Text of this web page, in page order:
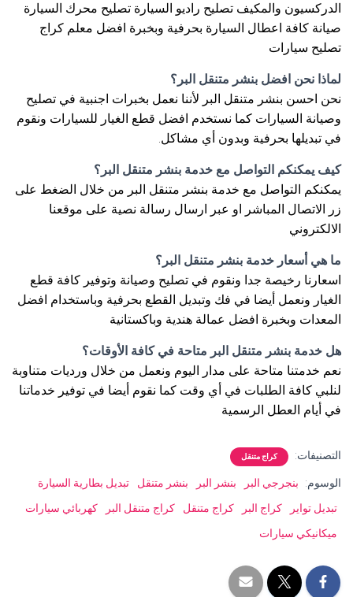
الدركسيون والمكيف تصليح راديو السيارة تصليح محرك السيارة
صيانة كافة اعطال السيارة بحرفية وبخبرة افضل معلم كراج
تصليح سيارات
لماذا نحن افضل بنشر متنقل البر؟
نحن احسن بنشر متنقل البر لأننا نعمل بخبرات اجنبية في تصليح
وصيانة السيارات كما نستخدم افضل قطع الغيار للسيارات ونقوم
في تبديلها بحرفية وبدون أي مشاكل.
كيف يمكنكم التواصل مع خدمة بنشر متنقل البر؟
يمكنكم التواصل مع خدمة بنشر متنقل البر من خلال الضغط على
زر الاتصال المباشر او عبر ارسال رسالة نصية على موقعنا
الالكتروني
ما هي أسعار خدمة بنشر متنقل البر؟
اسعارنا رخيصة جدا ونقوم في تصليح وصيانة وتوفير كافة قطع
الغيار ونعمل أيضا في فك وتبديل القطع بحرفية وباستخدام افضل
المعدات وبخبرة افضل عمالة هندية وباكستانية
هل خدمة بنشر متنقل البر متاحة في كافة الأوقات؟
نعم خدمتنا متاحة على مدار اليوم ونعمل من خلال ورديات متناوبة
لنلبي كافة الطلبات في أي وقت كما نقوم أيضا في توفير خدماتنا
في أيام العطل الرسمية
التصنيفات: كراج متنقل
الوسوم: بنجرجي البر بنشر البر بنشر متنقل
تبديل بطارية السيارة
تبديل تواير
كراج البر كراج متنقل كراج متنقل البر
كهربائي سيارات
ميكانيكي سيارات